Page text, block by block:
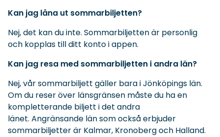
Kan jag låna ut sommarbiljetten?
Nej, det kan du inte. Sommarbiljetten är personlig
och kopplas till ditt konto i appen.
Kan jag resa med sommarbiljetten i andra län?
Nej, vår sommarbiljett gäller bara i Jönköpings län.
Om du reser över länsgränsen måste du ha en
kompletterande biljett i det andra
länet. Angränsande län som också erbjuder
sommarbiljetter är Kalmar, Kronoberg och Halland.